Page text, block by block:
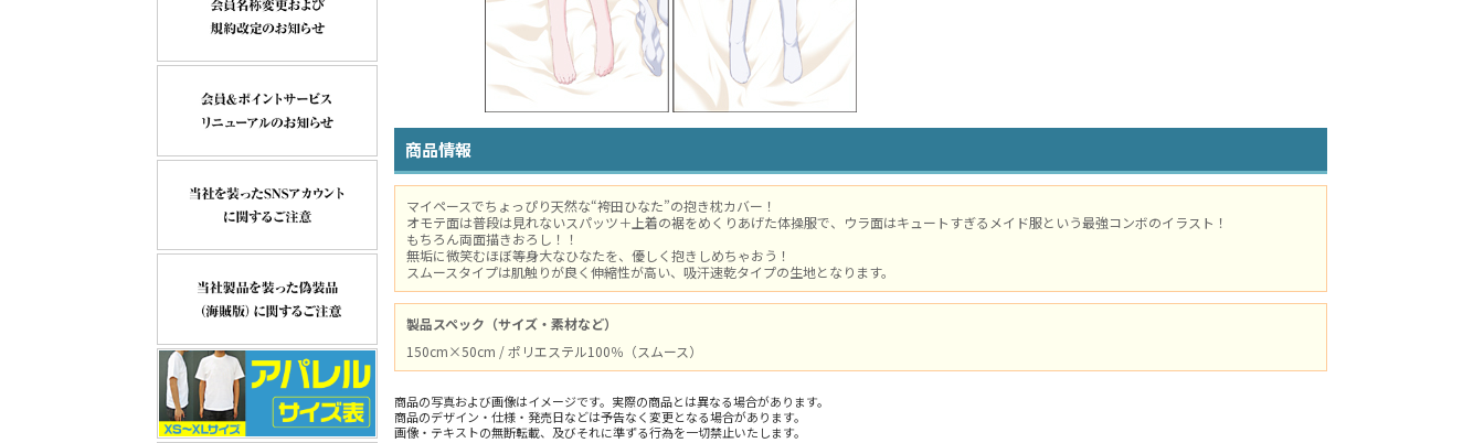
商品情報
マイペースでちょっぴり天然な“袴田ひなた”の抱き枕カバー！
オモテ面は普段は見れないスパッツ＋上着の裾をめくりあげた体操服で、ウラ面はキュートすぎるメイド服という最強コンボのイラスト！
もちろん両面描きおろし！！
無垢に微笑むほぼ等身大なひなたを、優しく抱きしめちゃおう！
スムースタイプは肌触りが良く伸縮性が高い、吸汗速乾タイプの生地となります。
製品スペック（サイズ・素材など）
150cm×50cm / ポリエステル100％（スムース）
商品の写真および画像はイメージです。実際の商品とは異なる場合があります。
商品のデザイン・仕様・発売日などは予告なく変更となる場合があります。
画像・テキストの無断転載、及びそれに準ずる行為を一切禁止いたします。